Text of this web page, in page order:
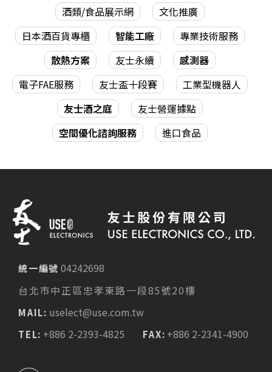
酒類/食品展示網
文化推廣
日本酒百貨專櫃
智能工廠
專業技術服務
散熱方案
友士永續
感測器
電子FAE服務
友士盃十段賽
工業型機器人
友士酒之庭
友士營運據點
空間優化諮詢服務
進口食品
統一編號 04242698
台北市中正區忠孝東路一段85號20樓
MAIL: uselect@use.com.tw
TEL: +886 2-2393-4825 FAX: +886 2-2341-4900